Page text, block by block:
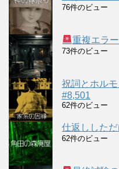
76件のビュー
重複エラ
73件のビュー
祝詞とホル
#8,501
62件のビュー
仕返しした
62件のビュー